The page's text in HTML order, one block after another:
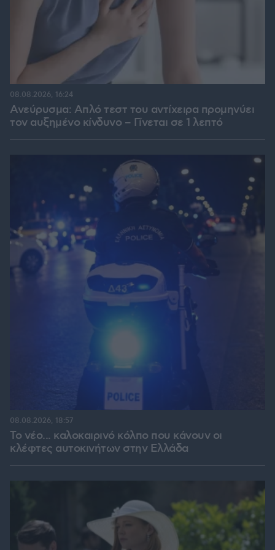
Ανεύρυσμα: Απλό τεστ του αντίχειρα προμηνύει
τον αυξημένο κίνδυνο – Γίνεται σε 1 λεπτό
08.08.2026, 16:24
Το νέο... καλοκαιρινό κόλπο που κάνουν οι
κλέφτες αυτοκινήτων στην Ελλάδα
08.08.2026, 18:57